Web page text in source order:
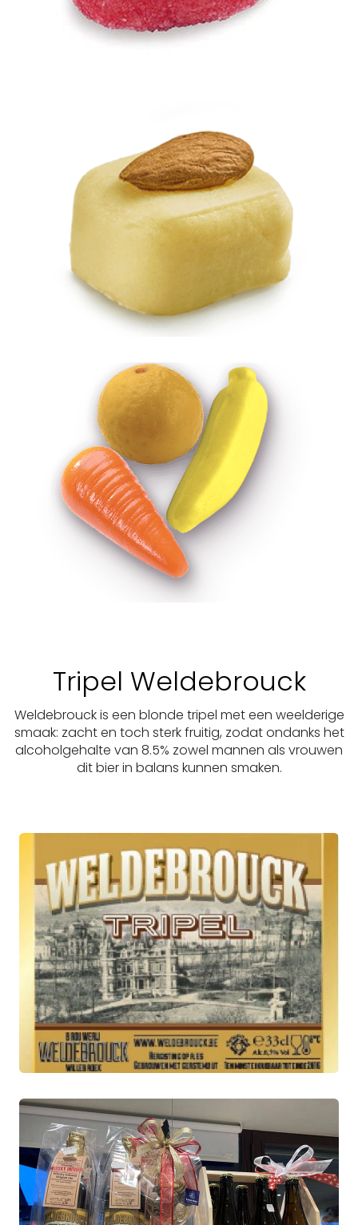
Tripel Weldebrouck
Weldebrouck is een blonde tripel met een weelderige
smaak: zacht en toch sterk fruitig, zodat ondanks het
alcoholgehalte van 8.5% zowel mannen als vrouwen
dit bier in balans kunnen smaken.